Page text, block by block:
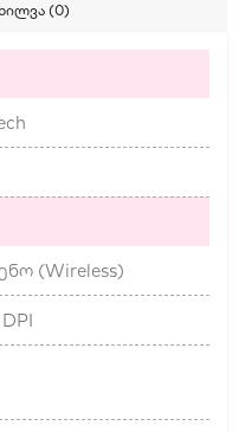
(0)
(Wireless)